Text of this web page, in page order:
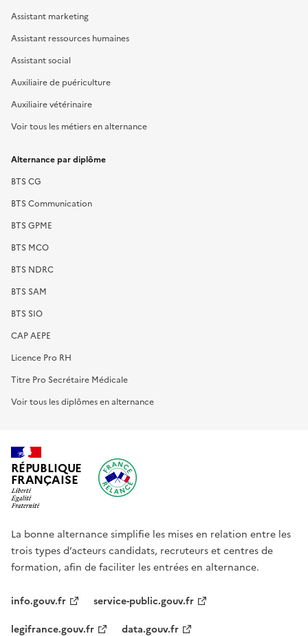
Assistant marketing
Assistant ressources humaines
Assistant social
Auxiliaire de puériculture
Auxiliaire vétérinaire
Voir tous les métiers en alternance
Alternance par diplôme
BTS CG
BTS Communication
BTS GPME
BTS MCO
BTS NDRC
BTS SAM
BTS SIO
CAP AEPE
Licence Pro RH
Titre Pro Secrétaire Médicale
Voir tous les diplômes en alternance
RÉPUBLIQUE
FRANÇAISE
La bonne alternance simplifie les mises en relation entre les
trois types d’acteurs candidats, recruteurs et centres de
formation, afin de faciliter les entrées en alternance.
info.gouv.fr service-public.gouv.fr
legifrance.gouv.fr data.gouv.fr